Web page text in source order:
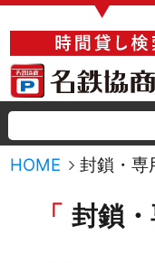
▼
HOME 封鎖・専
封鎖